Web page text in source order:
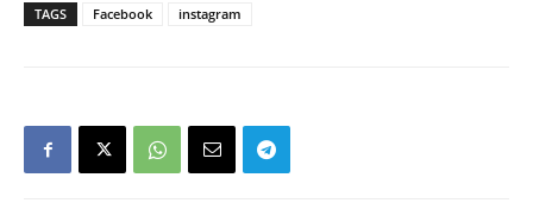
TAGS Facebook instagram